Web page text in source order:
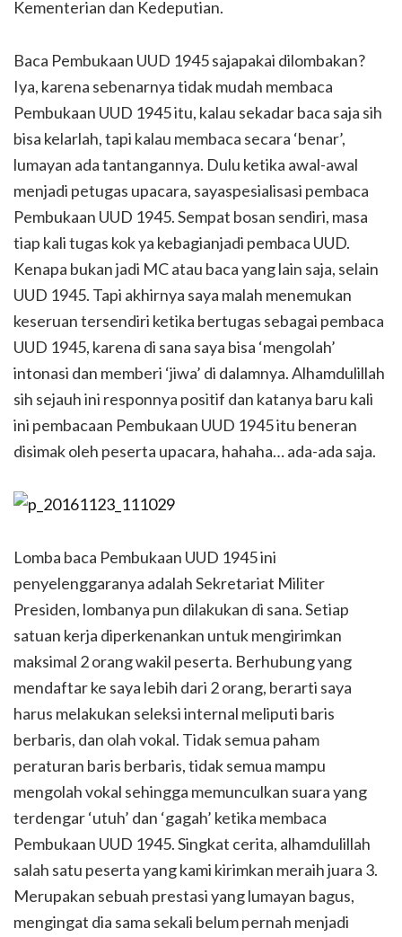
Kementerian dan Kedeputian.
Baca Pembukaan UUD 1945 sajapakai dilombakan?
Iya, karena sebenarnya tidak mudah membaca
Pembukaan UUD 1945 itu, kalau sekadar baca saja sih
bisa kelarlah, tapi kalau membaca secara ‘benar’,
lumayan ada tantangannya. Dulu ketika awal-awal
menjadi petugas upacara, sayaspesialisasi pembaca
Pembukaan UUD 1945. Sempat bosan sendiri, masa
tiap kali tugas kok ya kebagianjadi pembaca UUD.
Kenapa bukan jadi MC atau baca yang lain saja, selain
UUD 1945. Tapi akhirnya saya malah menemukan
keseruan tersendiri ketika bertugas sebagai pembaca
UUD 1945, karena di sana saya bisa ‘mengolah’
intonasi dan memberi ‘jiwa’ di dalamnya. Alhamdulillah
sih sejauh ini responnya positif dan katanya baru kali
ini pembacaan Pembukaan UUD 1945 itu beneran
disimak oleh peserta upacara, hahaha… ada-ada saja.
Lomba baca Pembukaan UUD 1945 ini
penyelenggaranya adalah Sekretariat Militer
Presiden, lombanya pun dilakukan di sana. Setiap
satuan kerja diperkenankan untuk mengirimkan
maksimal 2 orang wakil peserta. Berhubung yang
mendaftar ke saya lebih dari 2 orang, berarti saya
harus melakukan seleksi internal meliputi baris
berbaris, dan olah vokal. Tidak semua paham
peraturan baris berbaris, tidak semua mampu
mengolah vokal sehingga memunculkan suara yang
terdengar ‘utuh’ dan ‘gagah’ ketika membaca
Pembukaan UUD 1945. Singkat cerita, alhamdulillah
salah satu peserta yang kami kirimkan meraih juara 3.
Merupakan sebuah prestasi yang lumayan bagus,
mengingat dia sama sekali belum pernah menjadi